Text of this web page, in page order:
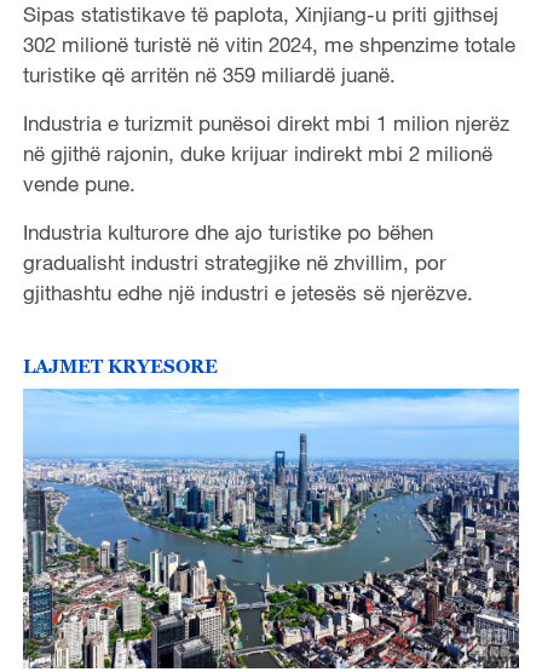
l
a
y
V
i
d
e
o
Sipas statistikave të paplota, Xinjiang-u priti gjithsej
302 milionë turistë në vitin 2024, me shpenzime totale
turistike që arritën në 359 miliardë juanë.
Industria e turizmit punësoi direkt mbi 1 milion njerëz
në gjithë rajonin, duke krijuar indirekt mbi 2 milionë
vende pune.
Industria kulturore dhe ajo turistike po bëhen
gradualisht industri strategjike në zhvillim, por
gjithashtu edhe një industri e jetesës së njerëzve.
LAJMET KRYESORE